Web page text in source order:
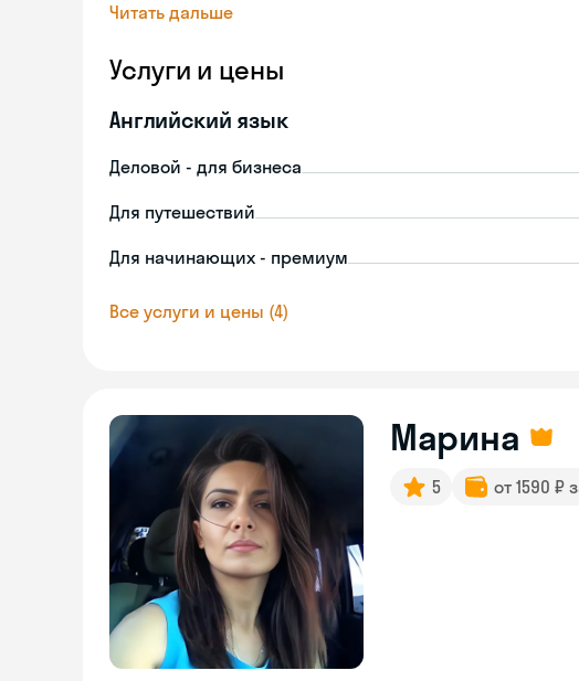
Читать дальше
Услуги и цены
Английский язык
Деловой - для бизнеса
Для путешествий
Для начинающих - премиум
Все услуги и цены (4)
Марина
5 от 1590 ₽